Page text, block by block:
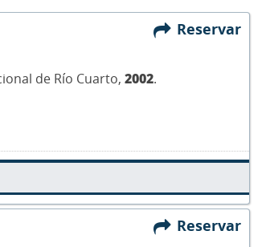
Reservar
de Río Cuarto, 2002.
Reservar